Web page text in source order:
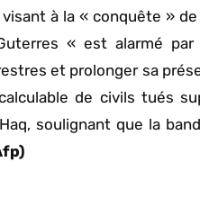
à la « conquête »
« est alarmé
et prolonger sa
de civils tués
soulignant que la